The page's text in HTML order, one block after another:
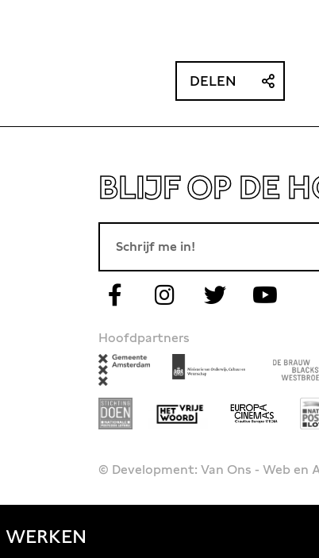
DELEN
BLIJF OP DE
Hoofdpartners
© Development: Van Ons - Web en
WERKEN